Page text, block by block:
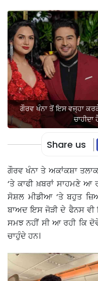
ਗੌਰਵ ਖੰਨਾ ਤੋਂ ਇਸ ਵਜ੍ਹਾ
Share us
ਗੌਰਵ ਖੰਨਾ ਤੇ ਅਕਾਂਕਸ਼ਾ
‘ਤੇ ਕਾਫੀ ਖ਼ਬਰਾਂ ਸਾਹਮਣੇ
ਸੋਸ਼ਲ ਮੀਡੀਆ ‘ਤੇ ਬਹੁਤ
ਬਾਅਦ ਇਸ ਜੋੜੀ ਦੇ ਫੈਨਸ
ਸਮਝ ਨਹੀਂ ਸੀ ਆ ਰਹੀ ਕਿ
ਚਾਹੁੰਦੇ ਹਨ।